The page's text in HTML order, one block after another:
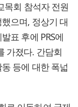
목회 참석자 전원
으며, 정상기 대
표 후에 PRS에
가졌다. 간담회
등에 대한 폭넓